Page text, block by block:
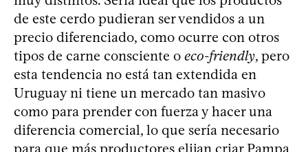
de este cerdo pudieran ser vendidos a un
precio diferenciado, como ocurre con otros
tipos de carne consciente o eco-friendly, pero
esta tendencia no está tan extendida en
Uruguay ni tiene un mercado tan masivo
como para prender con fuerza y hacer una
diferencia comercial, lo que sería necesario